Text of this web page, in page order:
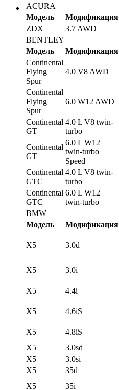
ACURA
Модель
Модификация
ZDX
3.7 AWD
BENTLEY
Модель
Модификация
Continental
Flying
Spur
4.0 V8 AWD
Continental
Flying
Spur
6.0 W12 AWD
Continental
GT
4.0 L V8 twin-
turbo
Continental
GT
6.0 L W12
twin-turbo
Speed
Continental
GTC
4.0 L V8 twin-
turbo
Continental
GTC
6.0 L W12
twin-turbo
BMW
Модель
Модификация
X5 3.0d
X5
3.0i
X5
4.4i
X5
4.6iS
X5
4.8iS
X5
3.0sd
X5
3.0si
X5
35d
X5
35i